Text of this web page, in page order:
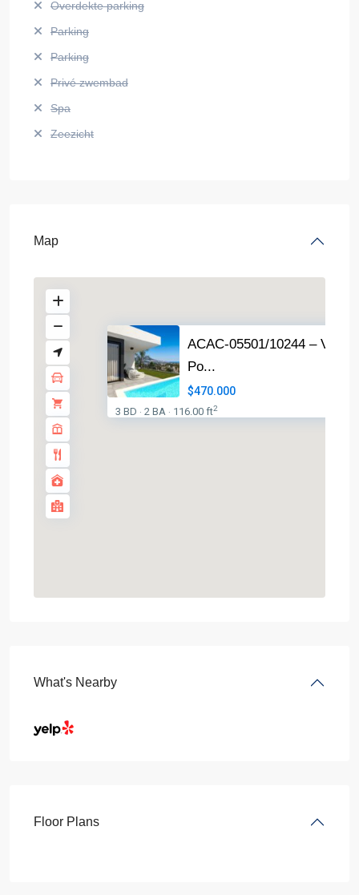
Overdekte parking
Parking
Parking
Privé zwembad
Spa
Zeezicht
Map
ACAC-05501/10244 – Villa
Po...
$470.000
3 BD · 2 BA · 116.00 ft2
What's Nearby
Floor Plans